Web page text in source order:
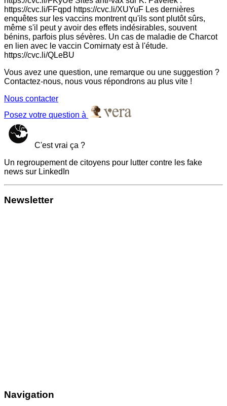
https://cvc.li/FFqpd https://cvc.li/XUYuF Les dernières
enquêtes sur les vaccins montrent qu'ils sont plutôt sûrs,
même s'il peut y avoir des effets indésirables, souvent
bénins, parfois plus sévères. Un cas de maladie de Charcot
en lien avec le vaccin Comirnaty est à l'étude.
https://cvc.li/QLeBU
Vous avez une question, une remarque ou une suggestion ?
Contactez-nous, nous vous répondrons au plus vite !
Nous contacter
Posez votre question à
C'est vrai ça ?
Un regroupement de citoyens pour lutter contre les fake
news sur LinkedIn
Newsletter
Navigation